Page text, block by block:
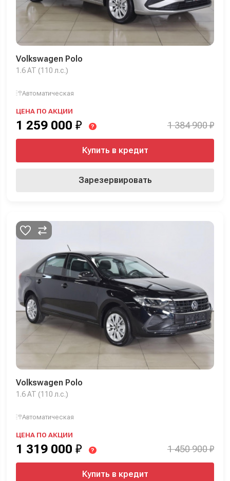
Volkswagen Polo
1.6 AT (110 л.с.)
Автоматическая
ЦЕНА ПО АКЦИИ
1 259 000 ₽ ? 1 384 900 ₽
Купить в кредит
Зарезервировать
Volkswagen Polo
1.6 AT (110 л.с.)
Автоматическая
ЦЕНА ПО АКЦИИ
1 319 000 ₽ ? 1 450 900 ₽
Купить в кредит